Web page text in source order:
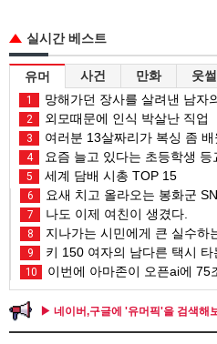
실시간 베스트
유머 사건 만화 웃썰
1 망해가던 장사를 살려낸 남자의
2 외모때문에 인식 박살난 직업
3 여러분 13살짜리가 복싱 좀 배웠
4 요즘 늘고 있다는 초등학생 등
5 세계 담배 시총 TOP 15
6 요새 치고 올라오는 봉화군
7 나도 이제 여친이 생겼다.
8 지나가는 시민에게 큰 실수하
9 키 150 여자의 남다른 택시
10 이번에 아마존이 오픈ai에 75
▶ 네이버,구글에 '유머픽'을 검색해